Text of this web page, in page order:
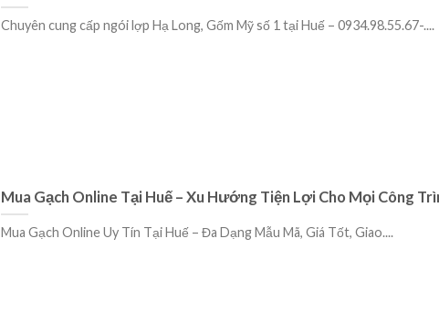
Chuyên cung cấp ngói lợp Hạ Long, Gốm Mỹ số 1 tại Huế – 0934.98.55.67-....
Mua Gạch Online Tại Huế – Xu Hướng Tiện Lợi Cho Mọi Công
Mua Gạch Online Uy Tín Tại Huế – Đa Dạng Mẫu Mã, Giá Tốt, Giao....